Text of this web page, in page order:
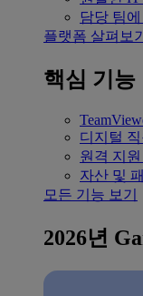
담당 팀에
플랫폼 살펴보기
핵심 기능
디지털
원격 지
자산 및
모든 기능 보기
2026년